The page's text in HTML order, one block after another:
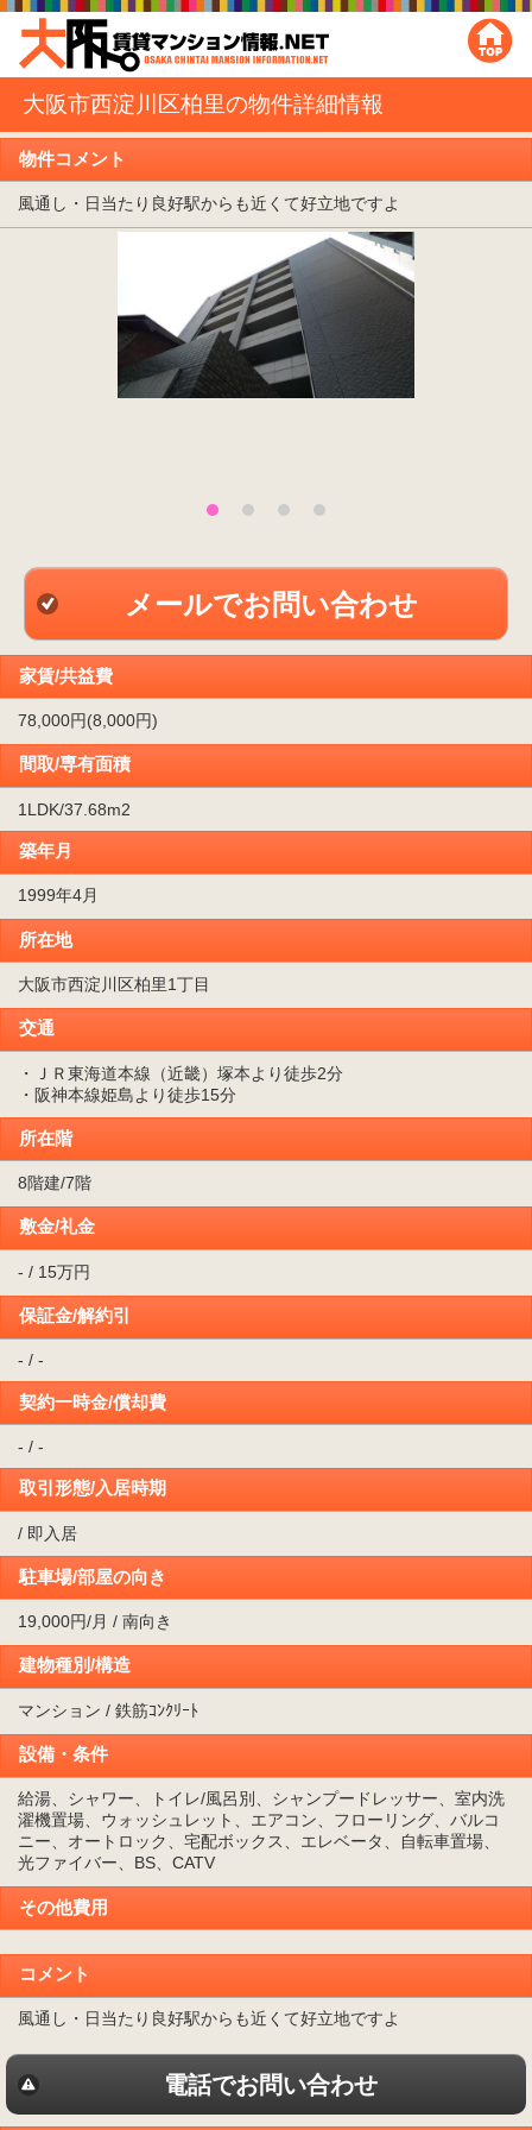
大阪市西淀川区柏里の物件詳細情報
物件コメント
風通し・日当たり良好駅からも近くて好立地ですよ
メールでお問い合わせ
家賃/共益費
78,000円(8,000円)
間取/専有面積
1LDK/37.68m2
築年月
1999年4月
所在地
大阪市西淀川区柏里1丁目
交通
・ＪＲ東海道本線（近畿）塚本より徒歩2分
・阪神本線姫島より徒歩15分
所在階
8階建/7階
敷金/礼金
- / 15万円
保証金/解約引
- / -
契約一時金/償却費
- / -
取引形態/入居時期
/ 即入居
駐車場/部屋の向き
19,000円/月 / 南向き
建物種別/構造
マンション / 鉄筋ｺﾝｸﾘｰﾄ
設備・条件
給湯、シャワー、トイレ/風呂別、シャンプードレッサー、室内洗
濯機置場、ウォッシュレット、エアコン、フローリング、バルコ
ニー、オートロック、宅配ボックス、エレベータ、自転車置場、
光ファイバー、BS、CATV
その他費用
コメント
風通し・日当たり良好駅からも近くて好立地ですよ
電話でお問い合わせ